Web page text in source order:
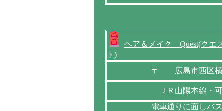
ヘア＆メイク Quest(クエ
ト)
〒 広島市西区横
ＪＲ山陽本線・
電車通りに面しバ